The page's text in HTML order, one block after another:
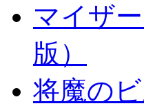
マイザ
版）
将魔の